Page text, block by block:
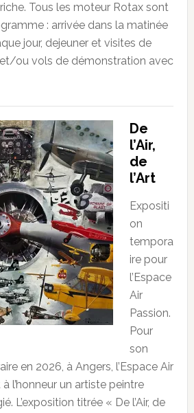
Tous les moteur Rotax sont
: arrivée dans la matinée
jour, dejeuner et visites de
et/ou vols de démonstration avec
De
l’Air,
de
l’Art
Expositi
on
tempora
ire pour
l’Espace
Air
Passion.
Pour
son
en 2026, à Angers, l’Espace Air
l’honneur un artiste peintre
L’exposition titrée « De l’Air, de